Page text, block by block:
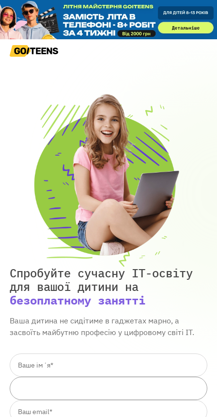
Спробуйте сучасну IT-освіту
для вашої дитини на
безоплатному занятті
Ваша дитина не сидітиме в гаджетах марно, а
засвоїть майбутню професію у цифровому світі ІТ.